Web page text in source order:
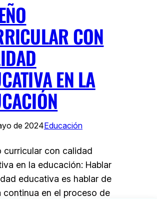
CON
EN LA
de 2024Educación
curricular con calidad
en la educación: Hablar
educativa es hablar de
continua en el proceso de